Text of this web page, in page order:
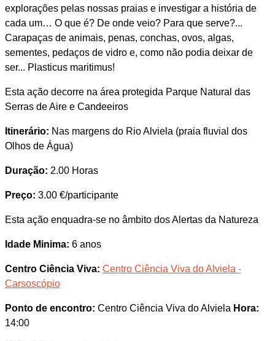
explorações pelas nossas praias e investigar a história de
cada um… O que é? De onde veio? Para que serve?...
Carapaças de animais, penas, conchas, ovos, algas,
sementes, pedaços de vidro e, como não podia deixar de
ser... Plasticus maritimus!
Esta ação decorre na área protegida Parque Natural das
Serras de Aire e Candeeiros
Itinerário: Nas margens do Rio Alviela (praia fluvial dos
Olhos de Água)
Duração: 2.00 Horas
Preço: 3.00 €/participante
Esta ação enquadra-se no âmbito dos Alertas da Natureza
Idade Minima: 6 anos
Centro Ciência Viva: Centro Ciência Viva do Alviela -
Carsoscópio
Ponto de encontro: Centro Ciência Viva do Alviela Hora:
14:00